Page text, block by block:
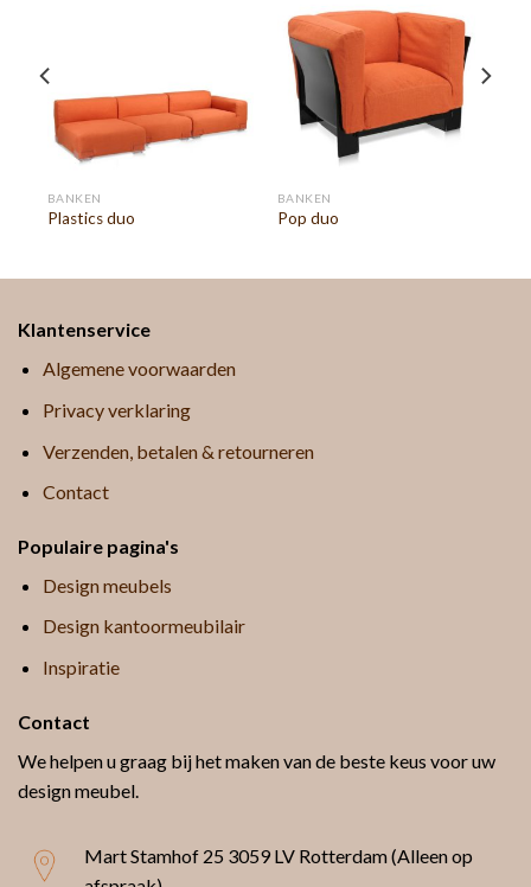
BANKEN
Plastics duo
BANKEN
Pop duo
Klantenservice
Algemene voorwaarden
Privacy verklaring
Verzenden, betalen & retourneren
Contact
Populaire pagina's
Design meubels
Design kantoormeubilair
Inspiratie
Contact
We helpen u graag bij het maken van de beste keus voor uw
design meubel.
Mart Stamhof 25 3059 LV Rotterdam (Alleen op